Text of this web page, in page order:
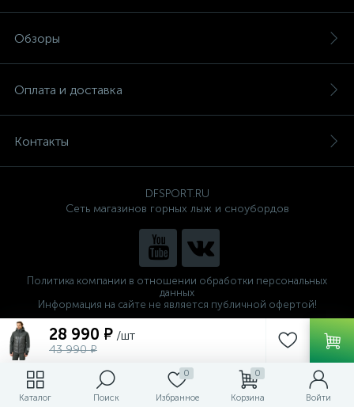
Каталог Поиск
0
Избранное
0
Корзина Войти
28 990 ₽ /шт
43 990 ₽
Обзоры
Оплата и доставка
Контакты
DFSPORT.RU
Сеть магазинов горных лыж и сноубордов
Политика компании в отношении обработки персональных
данных
Информация на сайте не является публичной офертой!